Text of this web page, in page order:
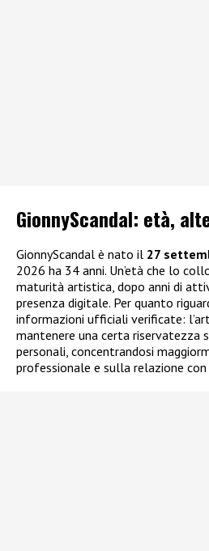
GionnyScandal: età,
GionnyScandal è nato il 27
2026 ha 34 anni. Un’età che lo
maturità artistica, dopo anni di
presenza digitale. Per quanto
informazioni ufficiali verificate:
mantenere una certa riservatezza
personali, concentrandosi
professionale e sulla relazione con